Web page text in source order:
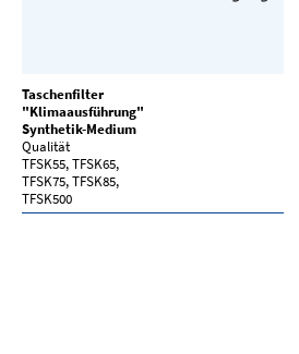
Taschenfilter
"Klimaausführung"
Synthetik-Medium
Qualität
TFSK55, TFSK65,
TFSK75, TFSK85,
TFSK500